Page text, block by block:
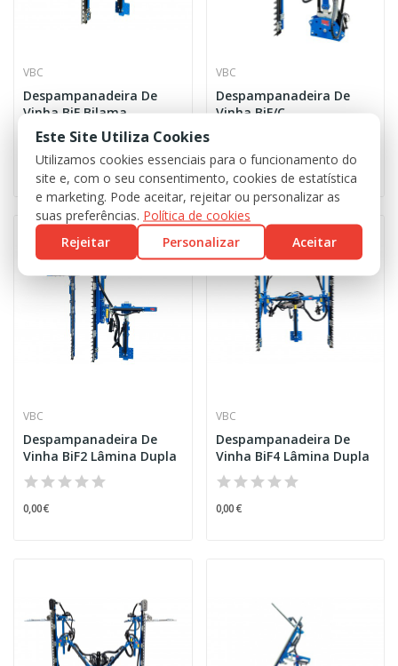
VBC
Despampanadeira De
Vinha BiF Bilama
0,00 €
VBC
Despampanadeira De
Vinha BiF/C
0,00 €
VBC
Despampanadeira De
Vinha BiF2 Lâmina Dupla
0,00 €
VBC
Despampanadeira De
Vinha BiF4 Lâmina Dupla
0,00 €
Este Site Utiliza Cookies
Utilizamos cookies essenciais para o funcionamento do
site e, com o seu consentimento, cookies de estatística
e marketing. Pode aceitar, rejeitar ou personalizar as
suas preferências. Política de cookies
Rejeitar
Personalizar Aceitar